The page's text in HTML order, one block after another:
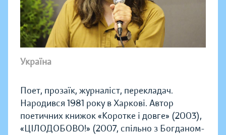
Україна
Поет, прозаїк, журналіст, перекладач.
Народився 1981 року в Харкові. Автор
поетичних книжок «Коротке і довге» (2003),
«ЦІЛОДОБОВО!» (2007, спільно з Богданом-